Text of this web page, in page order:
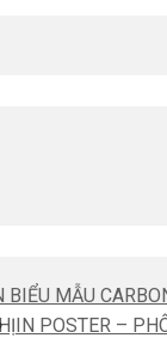
BIỂU MẪU
IN POSTER –